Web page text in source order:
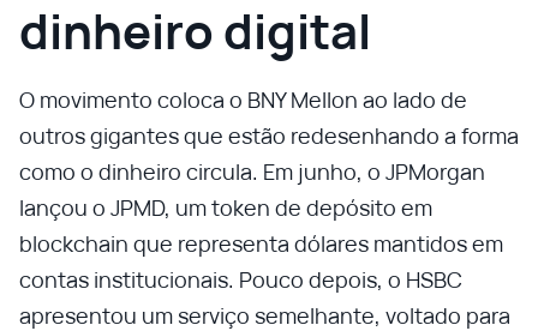
dinheiro digital
O movimento coloca o BNY Mellon ao lado de
outros gigantes que estão redesenhando a forma
como o dinheiro circula. Em junho, o JPMorgan
lançou o JPMD, um token de depósito em
blockchain que representa dólares mantidos em
contas institucionais. Pouco depois, o HSBC
apresentou um serviço semelhante, voltado para